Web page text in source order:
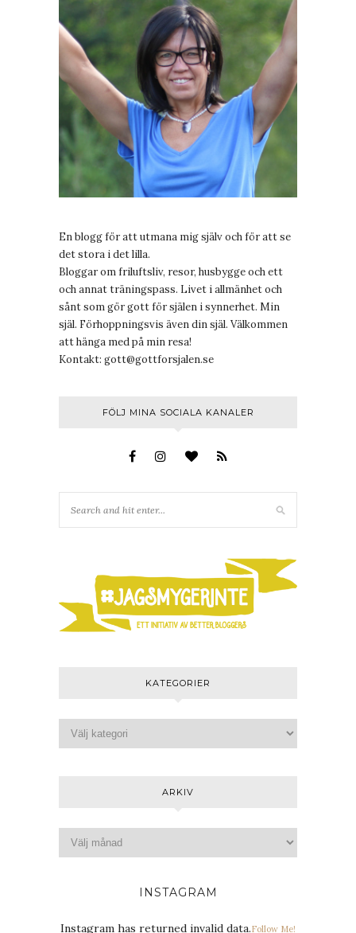
En blogg för att utmana mig själv och för att se
det stora i det lilla.
Bloggar om friluftsliv, resor, husbygge och ett
och annat träningspass. Livet i allmänhet och
sånt som gör gott för själen i synnerhet. Min
själ. Förhoppningsvis även din själ. Välkommen
att hänga med på min resa!
Kontakt: gott@gottforsjalen.se
FÖLJ MINA SOCIALA KANALER
KATEGORIER
ARKIV
INSTAGRAM
Instagram has returned invalid data.Follow Me!